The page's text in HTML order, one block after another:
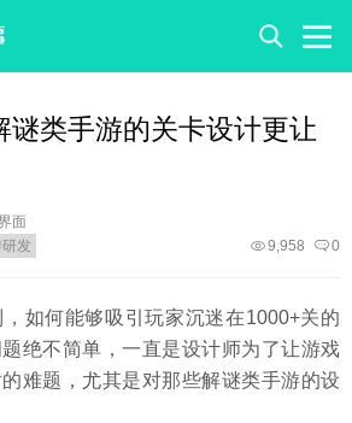
谜类手游的关卡设计更让
面
发 0
9,958
如何能够吸引玩家沉迷在1000+关的
绝不简单，一直是设计师为了让游戏
难题，尤其是对那些解谜类手游的设